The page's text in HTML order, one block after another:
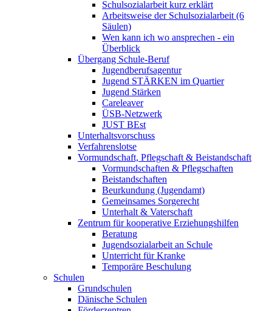
Schulsozialarbeit kurz erklärt
Arbeitsweise der Schulsozialarbeit (6
Säulen)
Wen kann ich wo ansprechen - ein
Überblick
Übergang Schule-Beruf
Jugendberufsagentur
Jugend STÄRKEN im Quartier
Jugend Stärken
Careleaver
ÜSB-Netzwerk
JUST BEst
Unterhaltsvorschuss
Verfahrenslotse
Vormundschaft, Pflegschaft & Beistandschaft
Vormundschaften & Pflegschaften
Beistandschaften
Beurkundung (Jugendamt)
Gemeinsames Sorgerecht
Unterhalt & Vaterschaft
Zentrum für kooperative Erziehungshilfen
Beratung
Jugendsozialarbeit an Schule
Unterricht für Kranke
Temporäre Beschulung
Schulen
Grundschulen
Dänische Schulen